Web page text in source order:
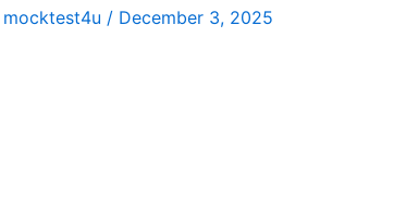
mocktest4u / December 3, 2025